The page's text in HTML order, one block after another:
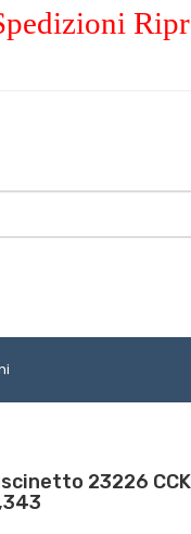
23226